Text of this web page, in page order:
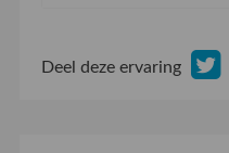
Deel deze ervaring